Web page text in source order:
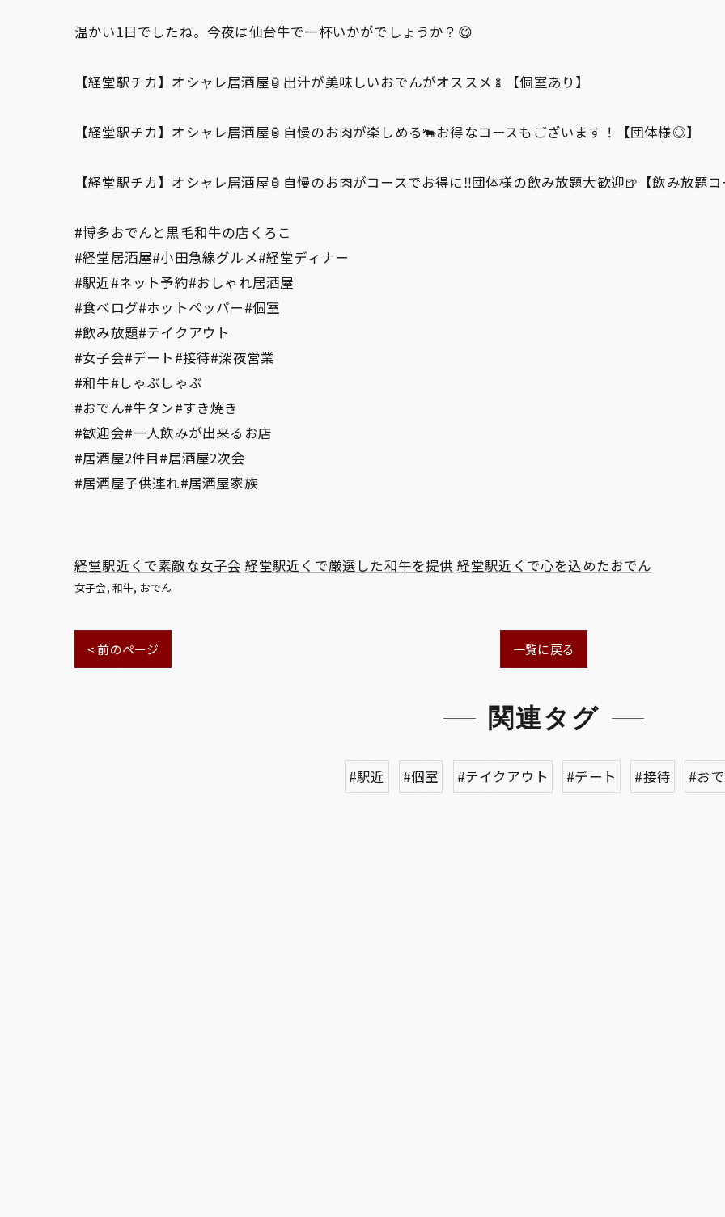
温かい1日でしたね。今夜は仙台牛で一杯いかがでしょうか？😋
【経堂駅チカ】オシャレ居酒屋🏮出汁が美味しいおでんがオススメ🍢【個室あり】
【経堂駅チカ】オシャレ居酒屋🏮自慢のお肉が楽しめる🐃お得なコースもございます！【団体様◎】
【経堂駅チカ】オシャレ居酒屋🏮自慢のお肉がコースでお得に‼️団体様の飲み放題大歓迎🍺【飲み放題
#博多おでんと黒毛和牛の店くろこ
#経堂居酒屋#小田急線グルメ#経堂ディナー
#駅近#ネット予約#おしゃれ居酒屋
#食べログ#ホットペッパー#個室
#飲み放題#テイクアウト
#女子会#デート#接待#深夜営業
#和牛#しゃぶしゃぶ
#おでん#牛タン#すき焼き
#歓迎会#一人飲みが出来るお店
#居酒屋2件目#居酒屋2次会
#居酒屋子供連れ#居酒屋家族
経堂駅近くで素敵な女子会 経堂駅近くで厳選した和牛を提供 経堂駅近くで心を込めたおでん
女子会 和牛 おでん
< 前のページ 一覧に戻る
関連タグ
#駅近 #個室 #テイクアウト #デート #接待 #お